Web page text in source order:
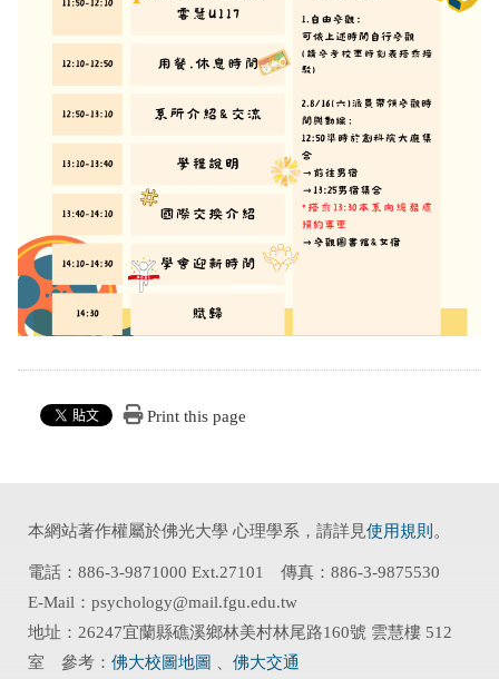
Print this page
本網站著作權屬於佛光大學 心理學系，請詳見使用規則 。
電話：886-3-9871000 Ext.27101 傳真：886-3-9875530
E-Mail：psychology@mail.fgu.edu.tw
地址：26247宜蘭縣礁溪鄉林美村林尾路160號 雲慧樓 512
室 參考： 佛大校圖地圖 、 佛大交通